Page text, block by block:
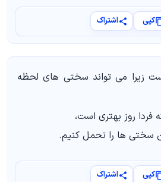
کپی اشتراک
زیرا می تواند سختی های لحظه
فردا روز بهتری است،
سختی ها را تحمل کنیم.
کپی اشتراک